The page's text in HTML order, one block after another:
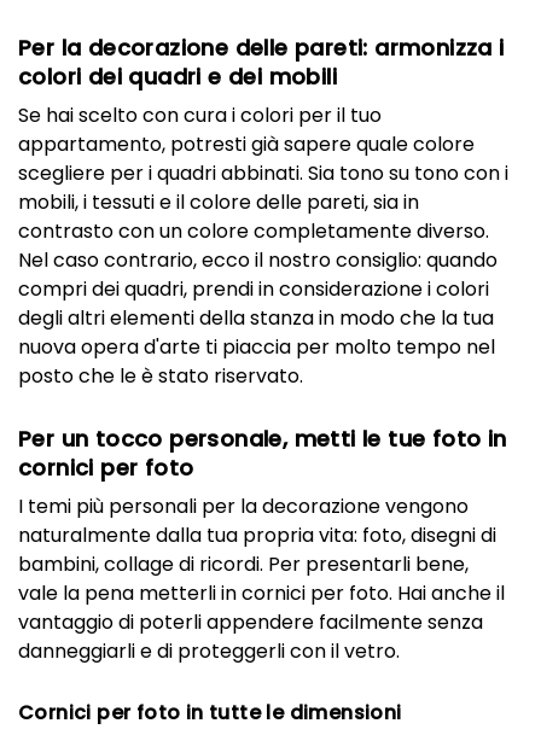
Per la decorazione delle pareti: armonizza i
colori dei quadri e dei mobili
Se hai scelto con cura i colori per il tuo
appartamento, potresti già sapere quale colore
scegliere per i quadri abbinati. Sia tono su tono con i
mobili, i tessuti e il colore delle pareti, sia in
contrasto con un colore completamente diverso.
Nel caso contrario, ecco il nostro consiglio: quando
compri dei quadri, prendi in considerazione i colori
degli altri elementi della stanza in modo che la tua
nuova opera d'arte ti piaccia per molto tempo nel
posto che le è stato riservato.
Per un tocco personale, metti le tue foto in
cornici per foto
I temi più personali per la decorazione vengono
naturalmente dalla tua propria vita: foto, disegni di
bambini, collage di ricordi. Per presentarli bene,
vale la pena metterli in cornici per foto. Hai anche il
vantaggio di poterli appendere facilmente senza
danneggiarli e di proteggerli con il vetro.
Cornici per foto in tutte le dimensioni